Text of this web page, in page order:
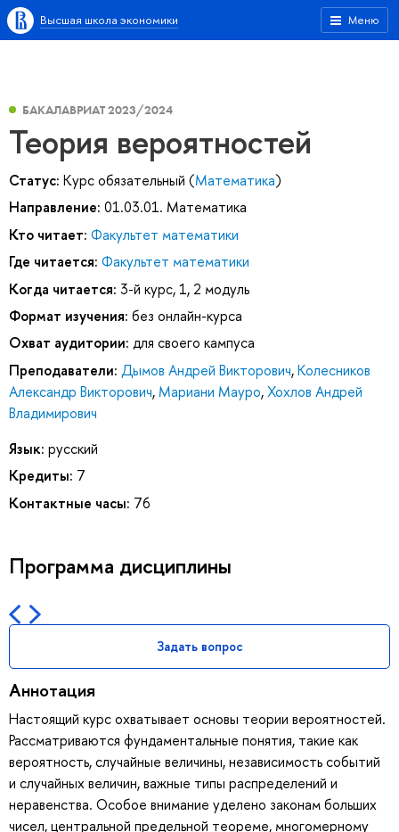
Меню
Высшая школа экономики
БАКАЛАВРИАТ 2023/2024
Теория вероятностей
Статус: Курс обязательный (Математика)
Направление: 01.03.01. Математика
Кто читает: Факультет математики
Где читается: Факультет математики
Когда читается: 3-й курс, 1, 2 модуль
Формат изучения: без онлайн-курса
Охват аудитории: для своего кампуса
Преподаватели: Дымов Андрей Викторович,Колесников
Александр Викторович, Мариани Мауро,Хохлов Андрей
Владимирович
Язык: русский
Кредиты: 7
Контактные часы: 76
Программа дисциплины
Задать вопрос
Аннотация
Настоящий курс охватывает основы теории вероятностей.
Рассматриваются фундаментальные понятия, такие как
вероятность, случайные величины, независимость событий
и случайных величин, важные типы распределений и
неравенства. Особое внимание уделено законам больших
чисел, центральной предельной теореме, многомерному